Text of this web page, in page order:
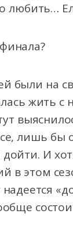
любить…
были на
жить
лишь бы
дойти. И
в этом